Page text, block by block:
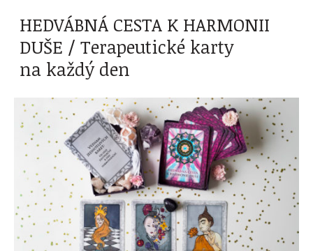
HEDVÁBNÁ CESTA K HARMONII
DUŠE / Terapeutické karty
na každý den